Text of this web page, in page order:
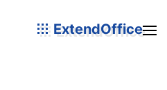
ExtendOffice